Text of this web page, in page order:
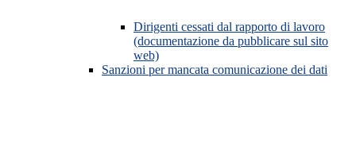
Dirigenti cessati dal rapporto di lavoro
(documentazione da pubblicare sul sito
web)
Sanzioni per mancata comunicazione dei dati